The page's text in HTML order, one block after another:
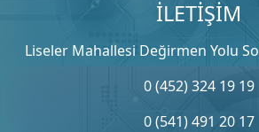
İLETİŞİM
Liseler Mahallesi Değirmen Yolu
0 (452) 324 19 19
0 (541) 491 20 17